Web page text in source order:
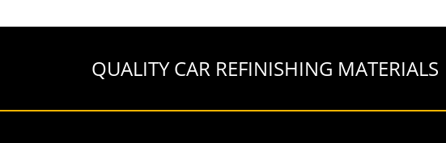
QUALITY CAR REFINISHING MATERIALS